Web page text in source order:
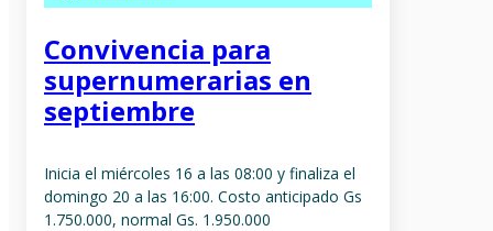
Convivencia para
supernumerarias en
septiembre
Inicia el miércoles 16 a las 08:00 y finaliza el
domingo 20 a las 16:00. Costo anticipado Gs
1.750.000, normal Gs. 1.950.000